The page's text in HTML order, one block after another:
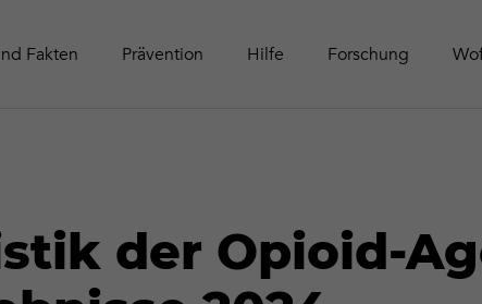
Fakten Online-Aktivitäten
Prävention
Hilfe Forschung
Zeitschrift Contact
der Opioid-